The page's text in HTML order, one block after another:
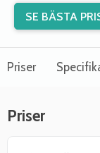
SE BÄSTA
Priser
Priser